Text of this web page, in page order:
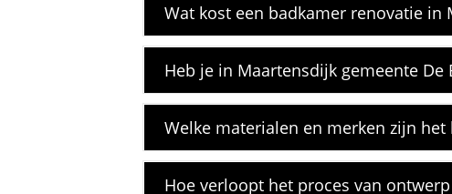
Wat kost een badkamer renovatie
Heb je in Maartensdijk gemeente
Welke materialen en merken zijn
Hoe verloopt het proces van